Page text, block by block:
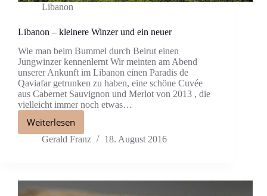
Libanon
Libanon – kleinere Winzer und ein neuer
Wie man beim Bummel durch Beirut einen
Jungwinzer kennenlernt Wir meinten am Abend
unserer Ankunft im Libanon einen Paradis de
Qaviafar getrunken zu haben, eine schöne Cuvée
aus Cabernet Sauvignon und Merlot von 2013 , die
vielleicht immer noch etwas…
Weiterlesen
Gerald Franz 18. August 2016